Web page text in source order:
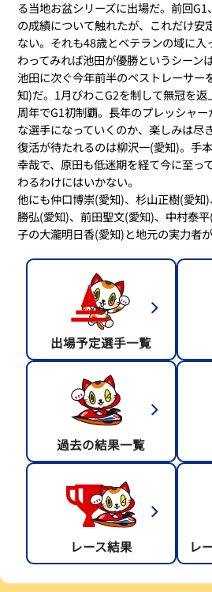
る当地お盆シリーズに出場だ。前回
の成績について触れたが、これだけ安
ない。それも48歳とベテランの域に入
わってみれば池田が優勝というシーン
池田に次ぐ今年前半のベストレーサー
知)だ。1月びわこG2を制して無冠を
周年でG1初制覇。長年のプレッシャ
な選手になっていくのか、楽しみは尽
復活が待たれるのは柳沢一(愛知)。手
幸哉で、原田も低迷期を経て今に至っ
わるわけにはいかない。
他にも仲口博崇(愛知)、杉山正樹(愛知
勝弘(愛知)、前田聖文(愛知)、中村泰
子の大瀧明日香(愛知)と地元の実力者が
出場予定選手一覧
過去の結果一覧
レース結果 レ